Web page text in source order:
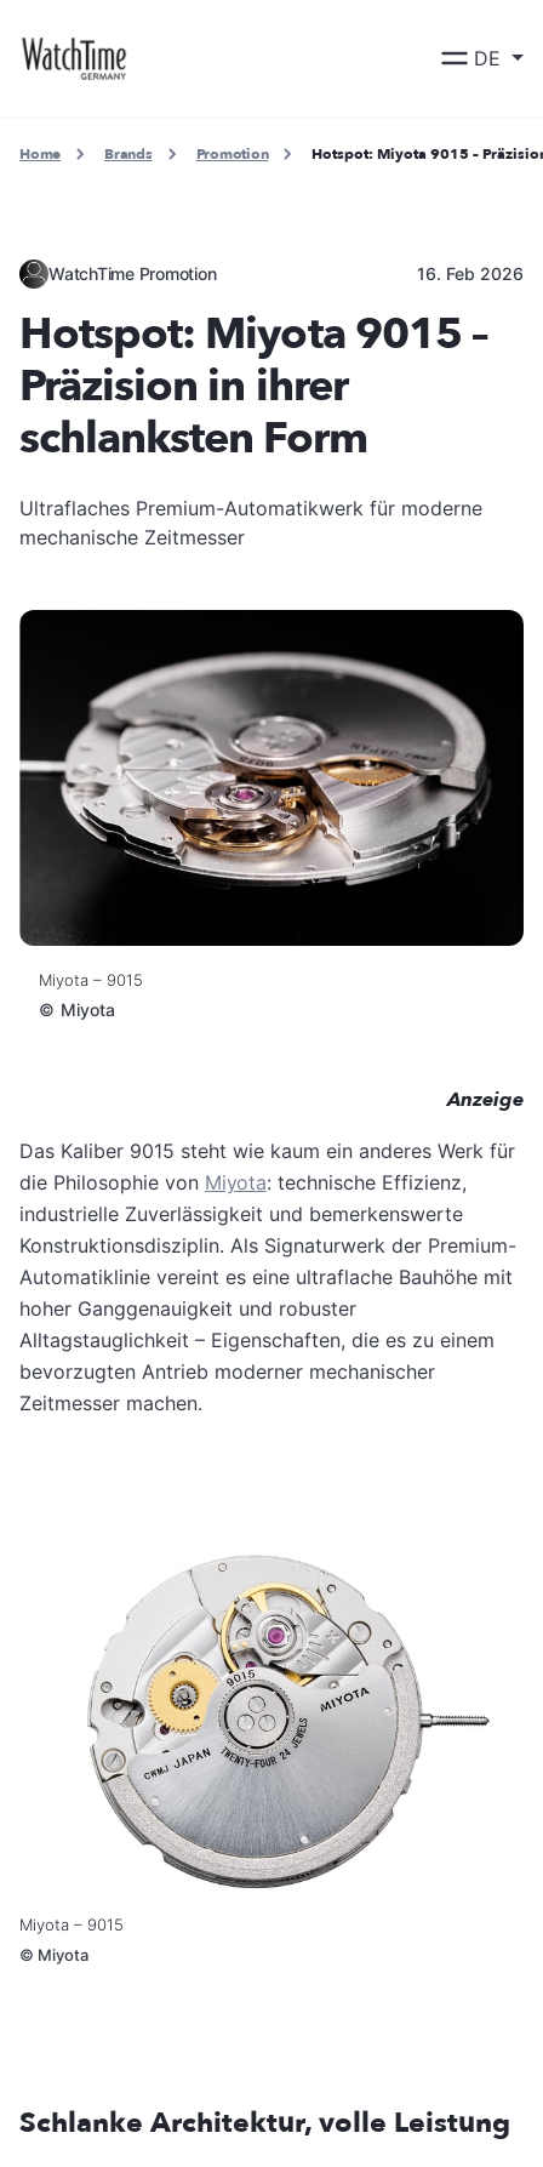
DE
Home Brands Promotion Hotspot: Miyota 9015 –
WatchTime Promotion 16. Feb 2026
Hotspot: Miyota 9015 –
Präzision in ihrer
schlanksten Form
Ultraflaches Premium-Automatikwerk für moderne
mechanische Zeitmesser
Miyota – 9015
© Miyota
Anzeige
Das Kaliber 9015 steht wie kaum ein anderes Werk für
die Philosophie von Miyota: technische Effizienz,
industrielle Zuverlässigkeit und bemerkenswerte
Konstruktionsdisziplin. Als Signaturwerk der Premium-
Automatiklinie vereint es eine ultraflache Bauhöhe mit
hoher Ganggenauigkeit und robuster
Alltagstauglichkeit – Eigenschaften, die es zu einem
bevorzugten Antrieb moderner mechanischer
Zeitmesser machen.
Miyota – 9015
© Miyota
Schlanke Architektur, volle Leistung